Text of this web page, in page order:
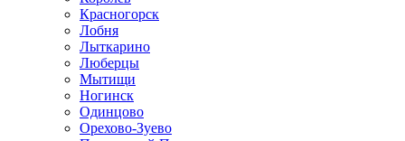
Красногорск
Лобня
Лыткарино
Люберцы
Мытищи
Ногинск
Одинцово
Орехово-Зуево